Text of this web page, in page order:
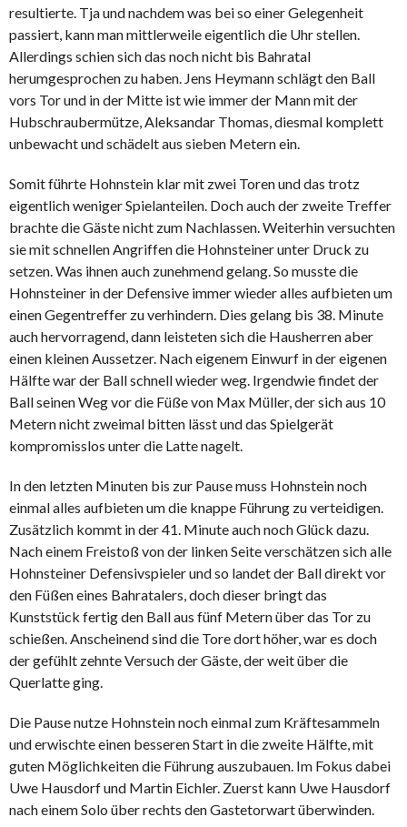
resultierte. Tja und nachdem was bei so einer Gelegenheit
passiert, kann man mittlerweile eigentlich die Uhr stellen.
Allerdings schien sich das noch nicht bis Bahratal
herumgesprochen zu haben. Jens Heymann schlägt den Ball
vors Tor und in der Mitte ist wie immer der Mann mit der
Hubschraubermütze, Aleksandar Thomas, diesmal komplett
unbewacht und schädelt aus sieben Metern ein.
Somit führte Hohnstein klar mit zwei Toren und das trotz
eigentlich weniger Spielanteilen. Doch auch der zweite Treffer
brachte die Gäste nicht zum Nachlassen. Weiterhin versuchten
sie mit schnellen Angriffen die Hohnsteiner unter Druck zu
setzen. Was ihnen auch zunehmend gelang. So musste die
Hohnsteiner in der Defensive immer wieder alles aufbieten um
einen Gegentreffer zu verhindern. Dies gelang bis 38. Minute
auch hervorragend, dann leisteten sich die Hausherren aber
einen kleinen Aussetzer. Nach eigenem Einwurf in der eigenen
Hälfte war der Ball schnell wieder weg. Irgendwie findet der
Ball seinen Weg vor die Füße von Max Müller, der sich aus 10
Metern nicht zweimal bitten lässt und das Spielgerät
kompromisslos unter die Latte nagelt.
In den letzten Minuten bis zur Pause muss Hohnstein noch
einmal alles aufbieten um die knappe Führung zu verteidigen.
Zusätzlich kommt in der 41. Minute auch noch Glück dazu.
Nach einem Freistoß von der linken Seite verschätzen sich alle
Hohnsteiner Defensivspieler und so landet der Ball direkt vor
den Füßen eines Bahratalers, doch dieser bringt das
Kunststück fertig den Ball aus fünf Metern über das Tor zu
schießen. Anscheinend sind die Tore dort höher, war es doch
der gefühlt zehnte Versuch der Gäste, der weit über die
Querlatte ging.
Die Pause nutze Hohnstein noch einmal zum Kräftesammeln
und erwischte einen besseren Start in die zweite Hälfte, mit
guten Möglichkeiten die Führung auszubauen. Im Fokus dabei
Uwe Hausdorf und Martin Eichler. Zuerst kann Uwe Hausdorf
nach einem Solo über rechts den Gastetorwart überwinden.